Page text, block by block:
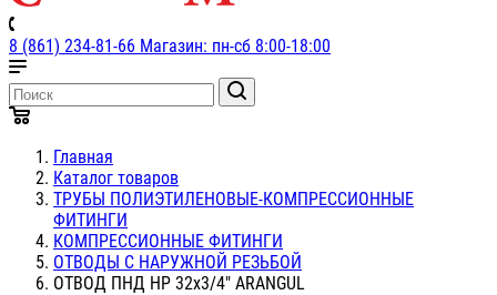
8 (861) 234-81-66 Магазин: пн-сб 8:00-18:00
Главная
Каталог товаров
ТРУБЫ ПОЛИЭТИЛЕНОВЫЕ-КОМПРЕССИОННЫЕ
ФИТИНГИ
КОМПРЕССИОННЫЕ ФИТИНГИ
ОТВОДЫ С НАРУЖНОЙ РЕЗЬБОЙ
ОТВОД ПНД НР 32х3/4" ARANGUL